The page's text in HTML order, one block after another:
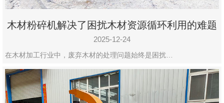
木材粉碎机解决了困扰木材资源循环利用的难题
2025-12-24
在木材加工行业中，废弃木材的处理问题始终是困扰…